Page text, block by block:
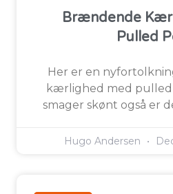
Brændende
Pulled
Her er en
kærlighed med pulled
smager skønt også er
Hugo Andersen